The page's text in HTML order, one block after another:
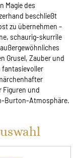
Magie des
beschließt
zu übernehmen –
schaurig-skurrile
Grusel, Zauber und
fantasievoller
Figuren und
Burton-Atmosphäre.